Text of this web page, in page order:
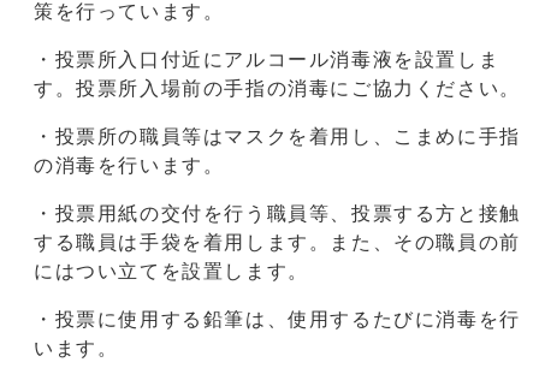
策を行っています。
・投票所入口付近にアルコール消毒液を設置しま
す。投票所入場前の手指の消毒にご協力ください。
・投票所の職員等はマスクを着用し、こまめに手指
の消毒を行います。
・投票用紙の交付を行う職員等、投票する方と接触
する職員は手袋を着用します。また、その職員の前
にはつい立てを設置します。
・投票に使用する鉛筆は、使用するたびに消毒を行
います。